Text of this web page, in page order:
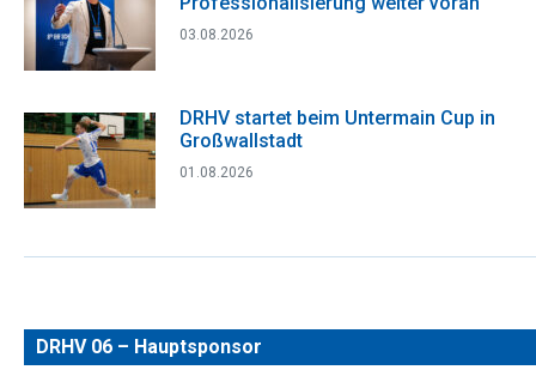
03.08.2026
DRHV startet beim Untermain Cup in
Großwallstadt
01.08.2026
DRHV 06 – Hauptsponsor